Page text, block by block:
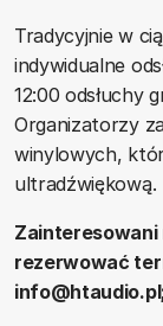
Tradycyjnie w
indywidualne
12:00 odsłuchy
Organizatorzy
winylowych,
ultradźwiękową.
Zainteresowani
rezerwować